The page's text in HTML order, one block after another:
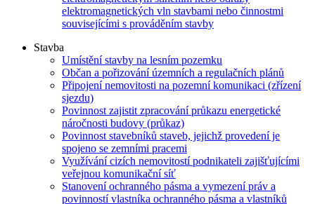
elektromagnetických vln stavbami nebo činnostmi
souvisejícími s prováděním stavby
Stavba
Umístění stavby na lesním pozemku
Občan a pořizování územních a regulačních plánů
Připojení nemovitosti na pozemní komunikaci (zřízení
sjezdu)
Povinnost zajistit zpracování průkazu energetické
náročnosti budovy (průkaz)
Povinnost stavebníků staveb, jejichž provedení je
spojeno se zemními pracemi
Využívání cizích nemovitostí podnikateli zajišťujícími
veřejnou komunikační síť
Stanovení ochranného pásma a vymezení práv a
povinností vlastníka ochranného pásma a vlastníků